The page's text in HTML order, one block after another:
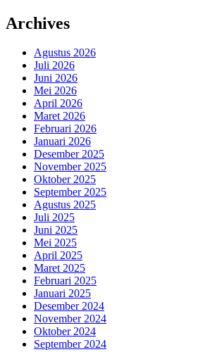
Archives
Agustus 2026
Juli 2026
Juni 2026
Mei 2026
April 2026
Maret 2026
Februari 2026
Januari 2026
Desember 2025
November 2025
Oktober 2025
September 2025
Agustus 2025
Juli 2025
Juni 2025
Mei 2025
April 2025
Maret 2025
Februari 2025
Januari 2025
Desember 2024
November 2024
Oktober 2024
September 2024